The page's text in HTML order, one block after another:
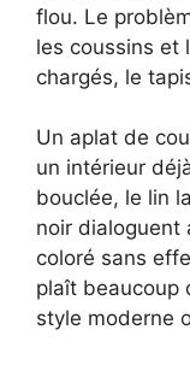
flou. Le
les coussins et
chargés, le
Un aplat de
un intérieur
bouclée, le lin
noir dialoguent
coloré sans
plaît beaucoup
style moderne